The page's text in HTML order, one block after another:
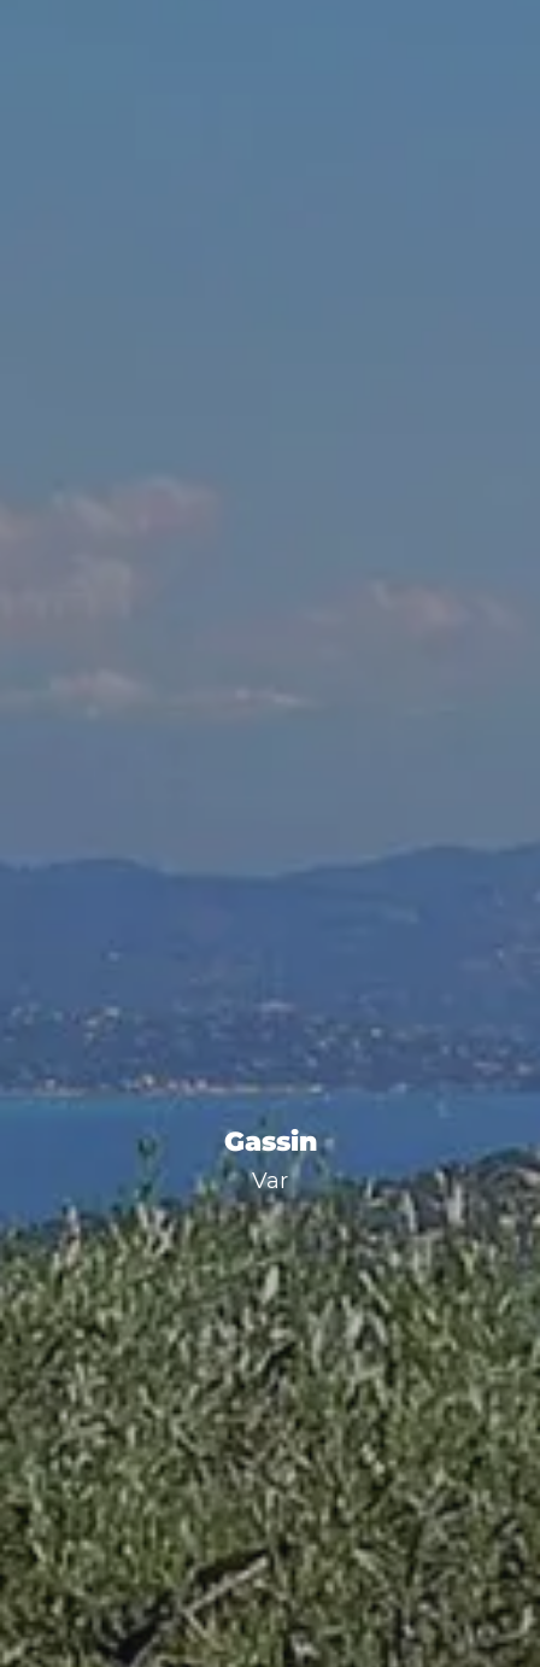
Gassin
Var